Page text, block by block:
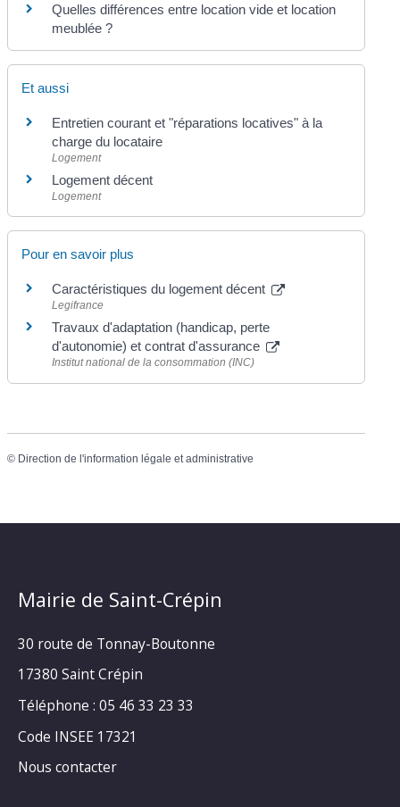
Quelles différences entre location vide et location
meublée ?
Et aussi
Entretien courant et "réparations locatives" à la
charge du locataire
Logement
Logement décent
Logement
Pour en savoir plus
Caractéristiques du logement décent
Legifrance
Travaux d'adaptation (handicap, perte
d'autonomie) et contrat d'assurance
Institut national de la consommation (INC)
© Direction de l'information légale et administrative
Mairie de Saint-Crépin
30 route de Tonnay-Boutonne
17380 Saint Crépin
Téléphone : 05 46 33 23 33
Code INSEE 17321
Nous contacter